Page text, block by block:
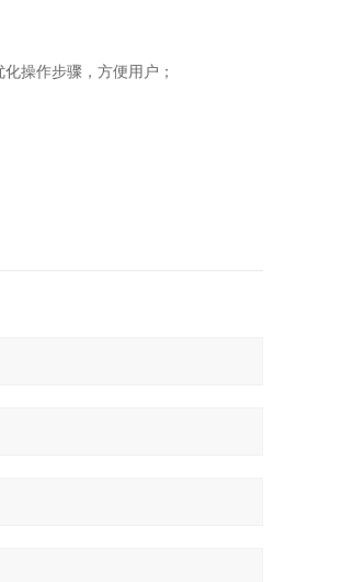
操作步骤，方便用户；